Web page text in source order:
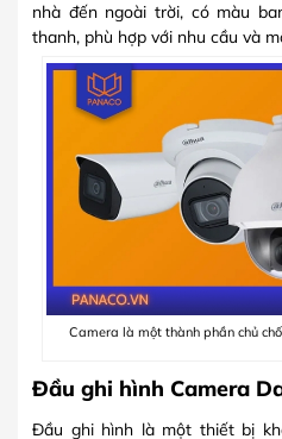
nhà đến ngoài trời, có màu
thanh, phù hợp với nhu cầu và
Camera là một thành phần chủ
Đầu ghi hình Camera
Đầu ghi hình là một thiết bị